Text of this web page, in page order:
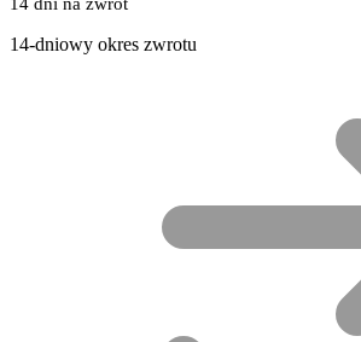
14-dniowy okres zwrotu